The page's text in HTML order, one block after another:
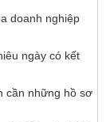
doanh nghiệp
ngày có kết
cần những hồ sơ